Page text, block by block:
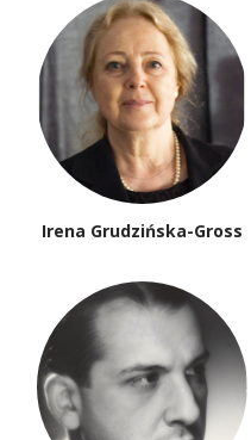
Irena Grudzińska-Gross